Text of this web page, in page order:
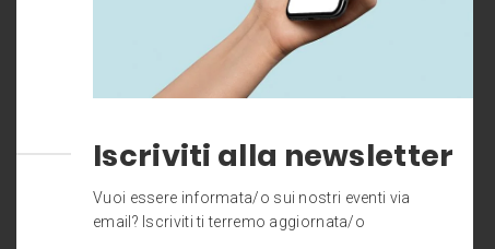
Iscriviti alla newsletter
Vuoi essere informata/o sui nostri eventi via
email? Iscriviti ti terremo aggiornata/o